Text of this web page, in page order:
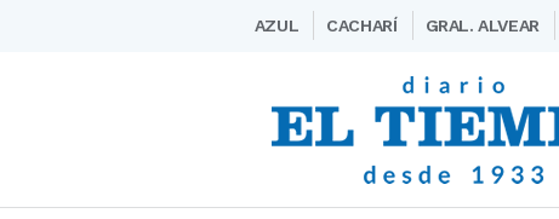
AZUL CACHARÍ GRAL. ALVEAR